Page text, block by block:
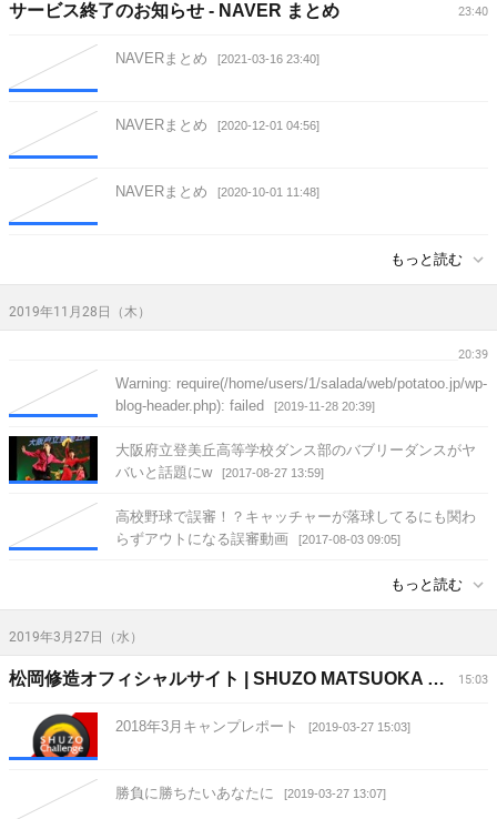
23:40
サービス終了のお知らせ - NAVER まとめ
NAVERまとめ [2021-03-16 23:40]
NAVERまとめ [2020-12-01 04:56]
NAVERまとめ [2020-10-01 11:48]
もっと読む
2019年11月28日（木）
20:39
Warning: require(/home/users/1/salada/web/potatoo.jp/wp-
blog-header.php): failed
[2019-11-28 20:39]
大阪府立登美丘高等学校ダンス部のバブリーダンスがヤ
バいと話題にw
[2017-08-27 13:59]
高校野球で誤審！？キャッチャーが落球してるにも関わ
らずアウトになる誤審動画
[2017-08-03 09:05]
もっと読む
2019年3月27日（水）
15:03
松岡修造オフィシャルサイト | SHUZO MATSUOKA OFFICIAL SITE
2018年3月キャンプレポート [2019-03-27 15:03]
勝負に勝ちたいあなたに [2019-03-27 13:07]